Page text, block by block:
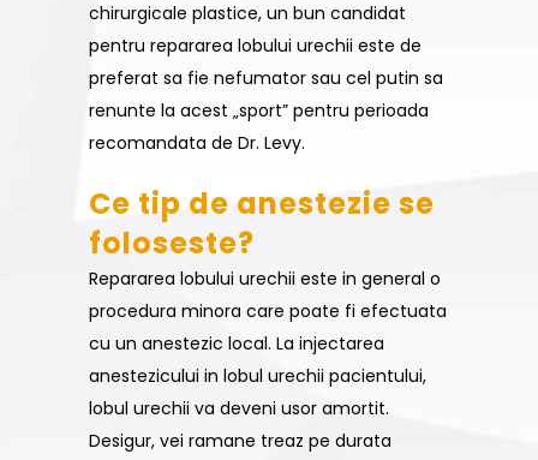
chirurgicale plastice, un bun candidat
pentru repararea lobului urechii este de
preferat sa fie nefumator sau cel putin sa
renunte la acest „sport” pentru perioada
recomandata de Dr. Levy.
Ce tip de anestezie se
foloseste?
Repararea lobului urechii este in general o
procedura minora care poate fi efectuata
cu un anestezic local. La injectarea
anestezicului in lobul urechii pacientului,
lobul urechii va deveni usor amortit.
Desigur, vei ramane treaz pe durata